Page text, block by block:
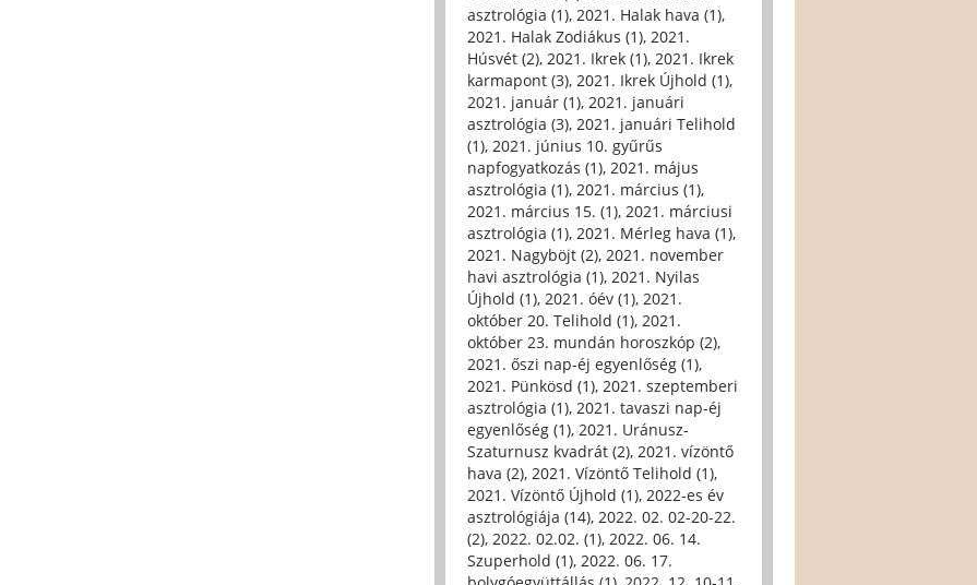
asztrológia (1), 2021. Halak hava (1),
2021. Halak Zodiákus (1), 2021.
Húsvét (2), 2021. Ikrek (1), 2021. Ikrek
karmapont (3), 2021. Ikrek Újhold (1),
2021. január (1), 2021. januári
asztrológia (3), 2021. januári Telihold
(1), 2021. június 10. gyűrűs
napfogyatkozás (1), 2021. május
asztrológia (1), 2021. március (1),
2021. március 15. (1), 2021. márciusi
asztrológia (1), 2021. Mérleg hava (1),
2021. Nagyböjt (2), 2021. november
havi asztrológia (1), 2021. Nyilas
Újhold (1), 2021. óév (1), 2021.
október 20. Telihold (1), 2021.
október 23. mundán horoszkóp (2),
2021. őszi nap-éj egyenlőség (1),
2021. Pünkösd (1), 2021. szeptemberi
asztrológia (1), 2021. tavaszi nap-éj
egyenlőség (1), 2021. Uránusz-
Szaturnusz kvadrát (2), 2021. vízöntő
hava (2), 2021. Vízöntő Telihold (1),
2021. Vízöntő Újhold (1), 2022-es év
asztrológiája (14), 2022. 02. 02-20-22.
(2), 2022. 02.02. (1), 2022. 06. 14.
Szuperhold (1), 2022. 06. 17.